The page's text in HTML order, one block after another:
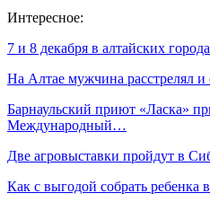
Интересное:
7 и 8 декабря в алтайских
На Алтае мужчина расстрелял и
Барнаульский приют «Ласка»
Международный…
Две агровыставки пройдут в
Как с выгодой собрать ребенка